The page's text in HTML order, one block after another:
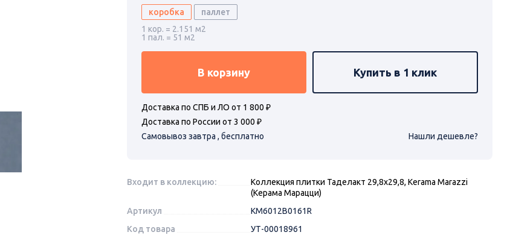
коробка
паллет
1 кор. = 2.151 м2
1 пал. = 51 м2
В корзину Купить в 1 клик
Доставка по СПБ и ЛО от 1 800 ₽
Доставка по России от 3 000 ₽
Самовывоз завтра , бесплатно
Нашли дешевле?
Входит в коллекцию:
Коллекция плитки Таделакт 29,8х29,8, Kerama Marazzi
(Керама Марацци)
Артикул
KM6012B0161R
Код товара
УТ-00018961